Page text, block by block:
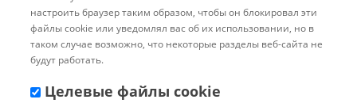
настроить браузер таким образом, чтобы он блокировал эти
файлы cookie или уведомлял вас об их использовании, но в
таком случае возможно, что некоторые разделы веб-сайта не
будут работать.
Целевые файлы cookie